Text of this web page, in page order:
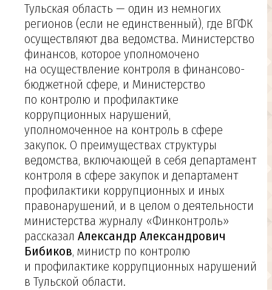
Тульская область — один из немногих
регионов (если не единственный), где ВГФК
осуществляют два ведомства. Министерство
финансов, которое уполномочено
на осуществление контроля в финансово-
бюджетной сфере, и Министерство
по контролю и профилактике
коррупционных нарушений,
уполномоченное на контроль в сфере
закупок. О преимуществах структуры
ведомства, включающей в себя департамент
контроля в сфере закупок и департамент
профилактики коррупционных и иных
правонарушений, и в целом о деятельности
министерства журналу «Финконтроль»
рассказал Александр Александрович
Бибиков, министр по контролю
и профилактике коррупционных нарушений
в Тульской области.